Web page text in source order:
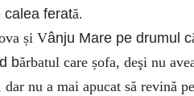
calea ferată.
și Vânju Mare pe drumul c
bărbatul care șofa, deşi nu
nu a mai apucat să revină